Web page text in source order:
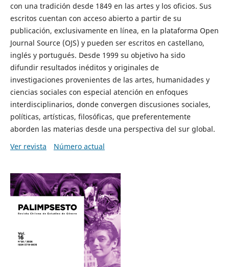
con una tradición desde 1849 en las artes y los oficios. Sus
escritos cuentan con acceso abierto a partir de su
publicación, exclusivamente en línea, en la plataforma Open
Journal Source (OJS) y pueden ser escritos en castellano,
inglés y portugués. Desde 1999 su objetivo ha sido
difundir resultados inéditos y originales de
investigaciones provenientes de las artes, humanidades y
ciencias sociales con especial atención en enfoques
interdisciplinarios, donde convergen discusiones sociales,
políticas, artísticas, filosóficas, que preferentemente
aborden las materias desde una perspectiva del sur global.
Ver revista
Número actual